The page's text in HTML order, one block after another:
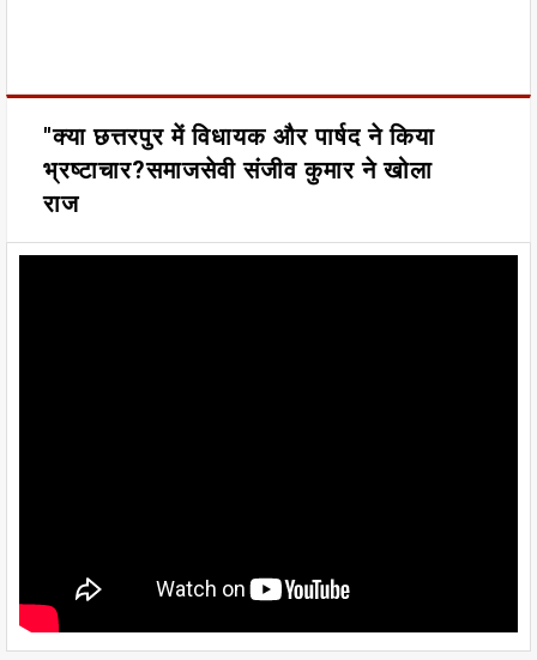
"क्या छत्तरपुर में विधायक और पार्षद ने किया
भ्रष्टाचार?समाजसेवी संजीव कुमार ने खोला
राज